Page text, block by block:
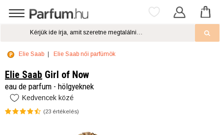
Elie Saab Elie Saab női parfümök
Elie Saab Girl of Now
eau de parfum - hölgyeknek
Kedvencek közé
(23 értékelés)